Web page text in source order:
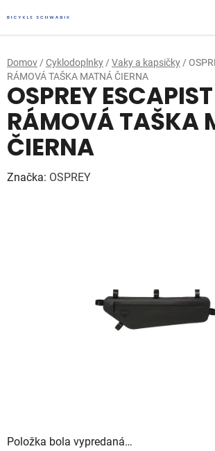
na
obsah
Domov / Cyklodoplnky / Vaky a kapsičky /
RÁMOVÁ TAŠKA MATNÁ ČIERNA
Položka bola vypredaná…
OSPREY ESCAPIST
RÁMOVÁ TAŠKA
ČIERNA
Značka: OSPREY